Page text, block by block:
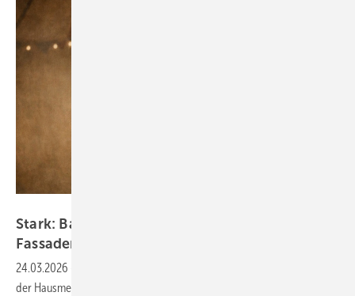
Sta rk: Barth und BAUMETALL suchen drei
Fassaden-Heros
24.03.2026
der Hausmesse